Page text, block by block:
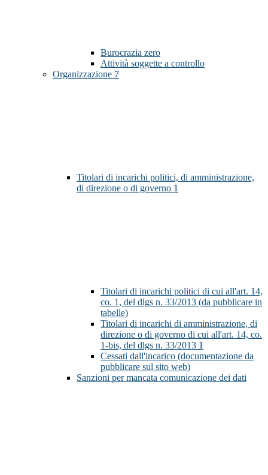
Burocrazia zero
Attività soggette a controllo
Organizzazione 7
Titolari di incarichi politici, di amministrazione,
di direzione o di governo 1
Titolari di incarichi politici di cui all'art. 14,
co. 1, del dlgs n. 33/2013 (da pubblicare in
tabelle)
Titolari di incarichi di amministrazione, di
direzione o di governo di cui all'art. 14, co.
1-bis, del dlgs n. 33/2013 1
Cessati dall'incarico (documentazione da
pubblicare sul sito web)
Sanzioni per mancata comunicazione dei dati